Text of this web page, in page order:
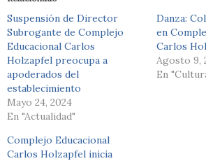
Suspensión de Director
Subrogante de Complejo
Educacional Carlos
Holzapfel preocupa a
apoderados del
establecimiento
Mayo 24, 2024
En "Actualidad"
Danza:
en
Carlos
Agosto 9,
En
Complejo Educacional
Carlos Holzapfel inicia